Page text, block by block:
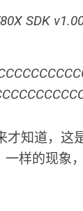
SDK
才知道，这
样的现象